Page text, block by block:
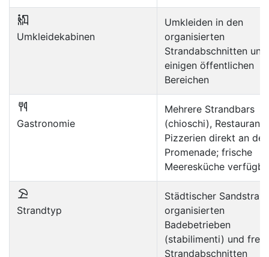
Umkleidekabinen
Umkleiden in den
organisierten
Strandabschnitten und
einigen öffentlichen
Bereichen
Gastronomie
Mehrere Strandbars
(chioschi),
Pizzerien direkt an der
Promenade; frische
Meeresküche
Strandtyp
Städtischer
organisierten
Badebetrieben
(stabilimenti) und
Strandabschnitten